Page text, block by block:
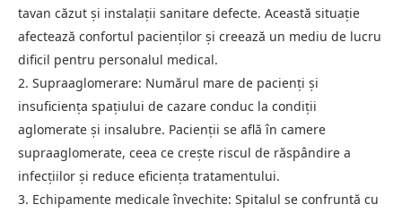
tavan căzut și instalații sanitare defecte. Această situație
afectează confortul pacienților și creează un mediu de lucru
dificil pentru personalul medical.
2. Supraaglomerare: Numărul mare de pacienți și
insuficiența spațiului de cazare conduc la condiții
aglomerate și insalubre. Pacienții se află în camere
supraaglomerate, ceea ce crește riscul de răspândire a
infecțiilor și reduce eficiența tratamentului.
3. Echipamente medicale învechite: Spitalul se confruntă cu